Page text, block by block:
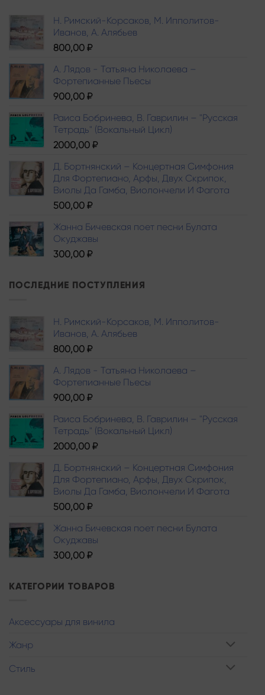
Н. Римский-Корсаков, М. Ипполитов-
Иванов, A. Алябьев
800,00 ₽
А. Лядов - Татьяна Николаева –
Фортепианные Пьесы
900,00 ₽
Раиса Бобринева, В. Гаврилин – "Русская
Тетрадь" (Вокальный Цикл)
2000,00 ₽
Д. Бортнянский – Концертная Симфония
Для Фортепиано, Арфы, Двух Скрипок,
Виолы Да Гамба, Виолончели И Фагота
500,00 ₽
Жанна Бичевская поет песни Булата
Окуджавы
300,00 ₽
ПОСЛЕДНИЕ ПОСТУПЛЕНИЯ
Н. Римский-Корсаков, М. Ипполитов-
Иванов, A. Алябьев
800,00 ₽
А. Лядов - Татьяна Николаева –
Фортепианные Пьесы
900,00 ₽
Раиса Бобринева, В. Гаврилин – "Русская
Тетрадь" (Вокальный Цикл)
2000,00 ₽
Д. Бортнянский – Концертная Симфония
Для Фортепиано, Арфы, Двух Скрипок,
Виолы Да Гамба, Виолончели И Фагота
500,00 ₽
Жанна Бичевская поет песни Булата
Окуджавы
300,00 ₽
КАТЕГОРИИ ТОВАРОВ
Аксессуары для винила
Жанр
Стиль